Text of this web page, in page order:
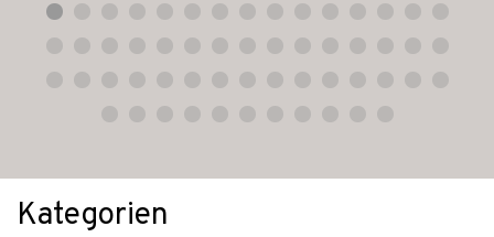
Kategorien